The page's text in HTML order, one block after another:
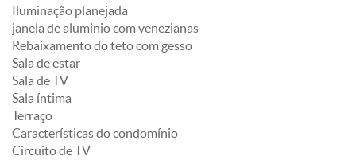
Iluminação planejada
janela de aluminio com venezianas
Rebaixamento do teto com gesso
Sala de estar
Sala de TV
Sala íntima
Terraço
Características do condomínio
Circuito de TV